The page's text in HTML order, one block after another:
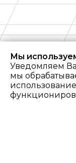
Мы
Уведомляем
мы